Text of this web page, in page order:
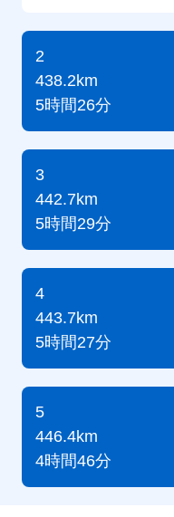
2
438.2km
5時間26分
3
442.7km
5時間29分
4
443.7km
5時間27分
5
446.4km
4時間46分